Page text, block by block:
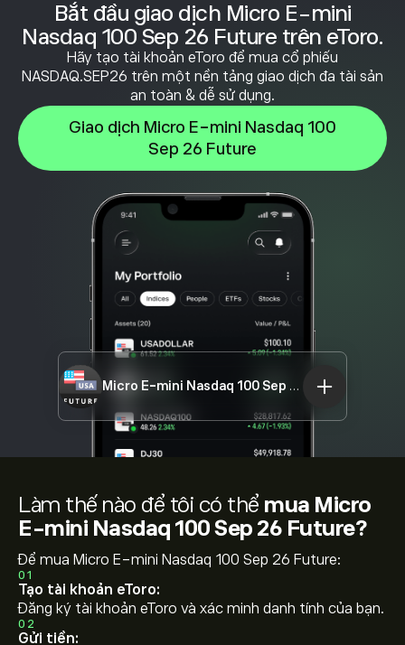
Bắt đầu giao dịch Micro E-mini
Nasdaq 100 Sep 26 Future trên eToro.
Hãy tạo tài khoản eToro để mua cổ phiếu
NASDAQ.SEP26 trên một nền tảng giao dịch đa tài sản
an toàn & dễ sử dụng.
Giao dịch Micro E-mini Nasdaq 100
Sep 26 Future
Micro E-mini Nasdaq 100 Sep 26 Future
Làm thế nào để tôi có thể mua Micro
E-mini Nasdaq 100 Sep 26 Future?
Để mua Micro E-mini Nasdaq 100 Sep 26 Future:
01
Tạo tài khoản eToro:
Đăng ký tài khoản eToro và xác minh danh tính của bạn.
02
Gửi tiền: